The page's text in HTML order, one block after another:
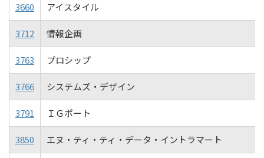
3660 アイスタイル
3712 情報企画
3763 プロシップ
3766 システムズ・デザイン
3791 ＩＧポート
3850 エヌ・ティ・ティ・データ・イントラマート